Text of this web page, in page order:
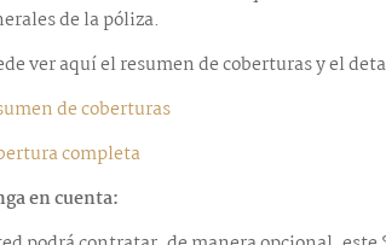
de la póliza.
ver aquí el resumen de coberturas y el
de coberturas
completa
en cuenta: